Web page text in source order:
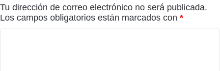
Tu dirección de correo electrónico no será publicada.
Los campos obligatorios están marcados con *